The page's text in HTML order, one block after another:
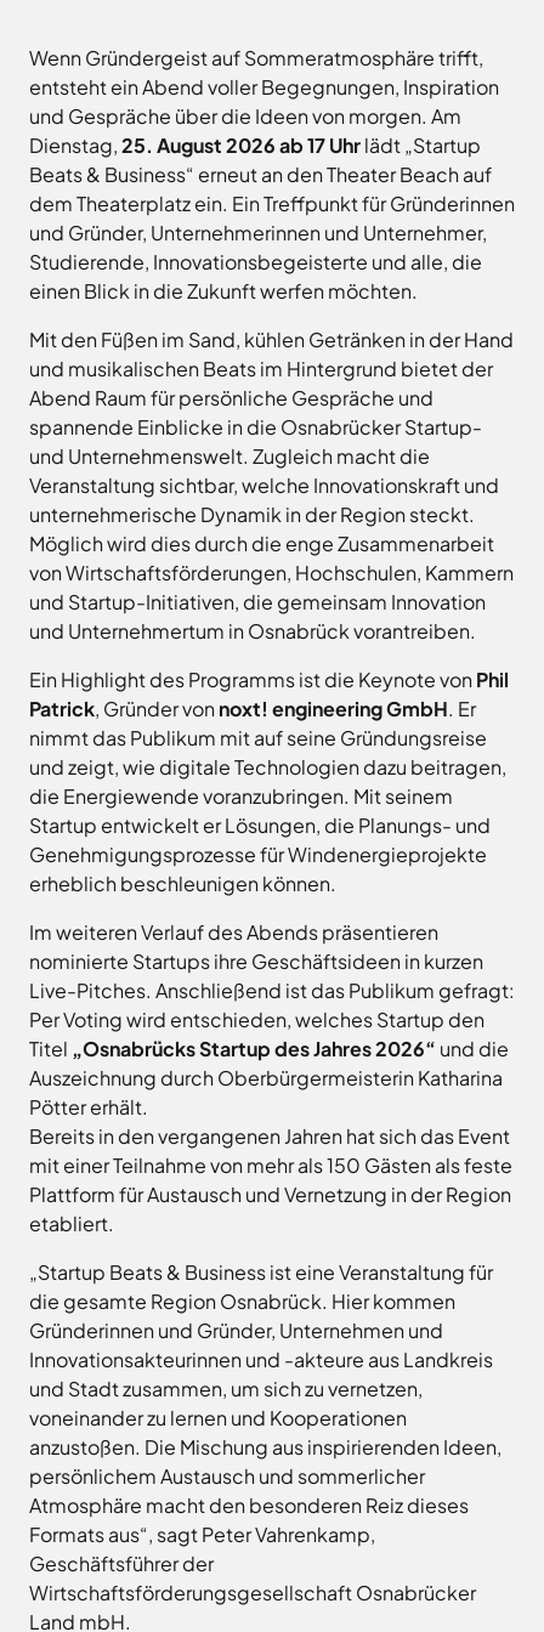
Wenn Gründergeist auf Sommeratmosphäre trifft,
entsteht ein Abend voller Begegnungen, Inspiration
und Gespräche über die Ideen von morgen. Am
Dienstag,25. August 2026 ab 17 Uhrlädt „Startup
Beats & Business“ erneut an den Theater Beach auf
dem Theaterplatz ein. Ein Treffpunkt für Gründerinnen
und Gründer, Unternehmerinnen und Unternehmer,
Studierende, Innovationsbegeisterte und alle, die
einen Blick in die Zukunft werfen möchten.
Mit den Füßen im Sand, kühlen Getränken in der Hand
und musikalischen Beats im Hintergrund bietet der
Abend Raum für persönliche Gespräche und
spannende Einblicke in die Osnabrücker Startup-
und Unternehmenswelt. Zugleich macht die
Veranstaltung sichtbar, welche Innovationskraft und
unternehmerische Dynamik in der Region steckt.
Möglich wird dies durch die enge Zusammenarbeit
von Wirtschaftsförderungen, Hochschulen, Kammern
und Startup-Initiativen, die gemeinsam Innovation
und Unternehmertum in Osnabrück vorantreiben.
Ein Highlight des Programms ist die Keynote vonPhil
Patrick, Gründer vonnoxt! engineering GmbH. Er
nimmt das Publikum mit auf seine Gründungsreise
und zeigt, wie digitale Technologien dazu beitragen,
die Energiewende voranzubringen. Mit seinem
Startup entwickelt er Lösungen, die Planungs- und
Genehmigungsprozesse für Windenergieprojekte
erheblich beschleunigen können.
Im weiteren Verlauf des Abends präsentieren
nominierte Startups ihre Geschäftsideen in kurzen
Live-Pitches. Anschließend ist das Publikum gefragt:
Per Voting wird entschieden, welches Startup den
Titel „Osnabrücks Startup des Jahres 2026“ und die
Auszeichnung durch Oberbürgermeisterin Katharina
Pötter erhält.
Bereits in den vergangenen Jahren hat sich das Event
mit einer Teilnahme von mehr als 150 Gästen als feste
Plattform für Austausch und Vernetzung in der Region
etabliert.
„Startup Beats & Business ist eine Veranstaltung für
die gesamte Region Osnabrück. Hier kommen
Gründerinnen und Gründer, Unternehmen und
Innovationsakteurinnen und -akteure aus Landkreis
und Stadt zusammen, um sich zu vernetzen,
voneinander zu lernen und Kooperationen
anzustoßen. Die Mischung aus inspirierenden Ideen,
persönlichem Austausch und sommerlicher
Atmosphäre macht den besonderen Reiz dieses
Formats aus“, sagt Peter Vahrenkamp,
Geschäftsführer der
Wirtschaftsförderungsgesellschaft Osnabrücker
Land mbH.
Gesunde
Stunde
e.V.
Hafen
Wittlager
Land
GmbH
Kreismusikschule
Osnabrück
Landschaftsverband
Osnabrücker
Land
MaßArbeit
Naturpark
TERRA.vita
Naturschutzstiftung
des
Landkreises
Osnabrück
Niedersächsische
Landgesellschaft
Osnabrücker
–
Entwicklungsgesellschaft
Planungsgesellschaft
Nahverkehr
Osnabrück
Stiftung
Lauter
Tourismusgesellschaft
Osnabrücker
GmbH
Verkehrsgesellschaft
Landkreis
Osnabrück
Volkshochschule
Osnabrücker
Land
Wirtschaftsförderungsgesellschaft
Osnabrücker
Land
Veranstaltungen
des
Landkreises
direkt
in
Ihr
Postfach
erhalten.
Zum
Newsletter
anmelden
Osnabrück
Am
Schölerberg
1
49082
Osnabrück
Kontaktaufnahme
0541
5010
Mittwoch
-
16.00
Uhr
Donnerstag 8.00
-
17.30
Uhr
Freitag 8.00
-
12.00
Uhr
(nur
Zulassungsstelle!)
Außenstellen
der
Kreisverwaltung
Karte
um
auf
die
jeweilige
Website
zu
gelangen.
Zur
Website
der
Stadt
Osnabrück
.
Artland
Bad
Essen
Bad
Iburg
Bad
Laer
Bad
Rothenfelde
Belm
Bersenbrück
Bissendorf
Bohmte
Dissen
Fürstenau
Georgsmarienhütte
Glandorf
Hagen
Hasbergen
Hilter
Melle
Neuenkirchen
Osnabrück
Ostercappeln
Wallenhorst